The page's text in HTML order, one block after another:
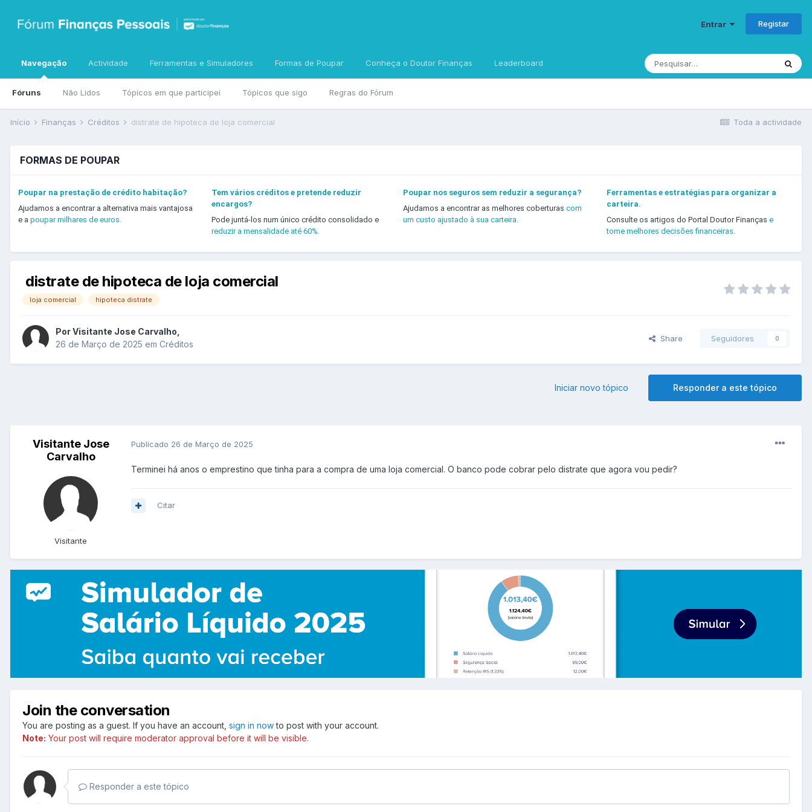
Entrar Registar
Navegação
Fóruns Não Lidos Tópicos em que participei Tópicos que sigo Regras do Fórum
Actividade Ferramentas e Simuladores Formas de Poupar Conheça o Doutor Finanças Leaderboard
Toda a actividade
Início Finanças Créditos distrate de hipoteca de loja comercial
FORMAS DE POUPAR
Poupar na prestação de crédito habitação?
Ajudamos a encontrar a alternativa mais vantajosa
e a poupar milhares de euros.
Tem vários créditos e pretende reduzir
encargos?
Pode juntá-los num único crédito consolidado e
reduzir a mensalidade até 60%.
Poupar nos seguros sem reduzir a segurança?
Ajudamos a encontrar as melhores coberturascom
um custo ajustado à sua carteira.
Ferramentas e estratégias para organizar a
carteira.
Consulte os artigos do Portal Doutor Finanças e
tome melhores decisões financeiras.
distrate de hipoteca de loja comercial
loja comercial hipoteca distrate
PorVisitante Jose Carvalho
26 de Março de 2025 em Créditos
Share Seguidores 0
Responder a este tópico
Iniciar novo tópico
Visitante Jose
Carvalho
Visitante
Publicado 26 de Março de 2025
Terminei há anos o emprestino que tinha para a compra de uma loja comercial. O banco pode cobrar pelo distrate que agora vou pedir?
Citar
Join the conversation
You are posting as a guest. If you have an account, sign in nowto post with your account.
Note: Your post will require moderator approval before it will be visible.
Responder a este tópico